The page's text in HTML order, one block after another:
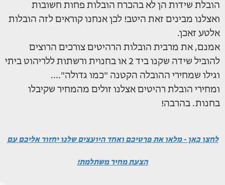
הובלת שידות הן לא בהכרח הובלות פחות חשובות
ואצלנו מבינים זאת היטב! לכן אנחנו קוראים לזה הובלות
אלטע זאכן.
אמנם, את מרבית הובלות הרהיטים צורכים הרוצים
להוביל שידה שקנו ביד 2 או בחנוית ורשתות ללריהוט ביתי
וגילו שמחירי ההובלה הקטנה "כמו גדולה"....
ומחירי הובלת רהיטים אצלנו זולים מהמחיר שקיבלו
בחנות. בהרבה!
לחצו כאן - מלאו את פרטיכם ואחד היועצים שלנו יחזור אליכם עם
הצעת מחיר משתלמת!